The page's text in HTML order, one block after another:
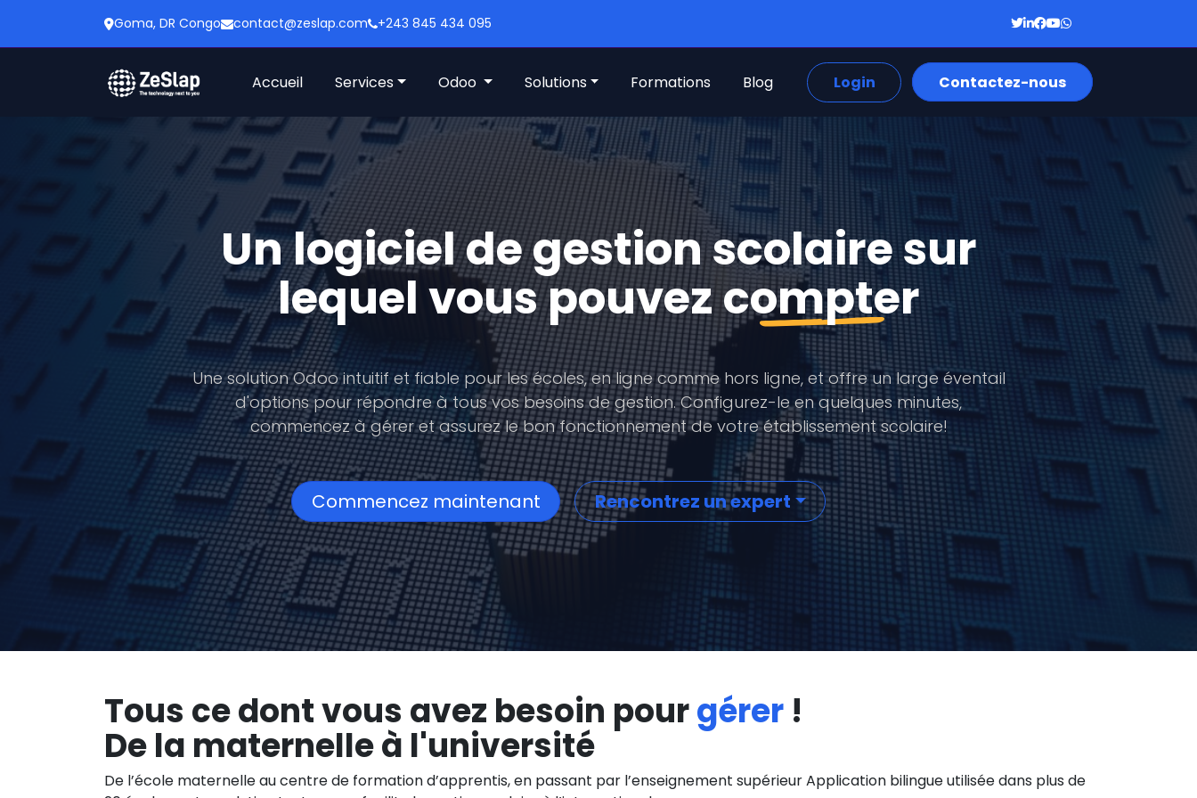
Goma, DR Congo contact@zeslap.com +243 845 434 095
Accueil Services Odoo Solutions Formations Blog Login Contactez-nous
Un logiciel de gestion scolaire sur
lequel vous pouvezcompter
Une solution Odoo intuitif et fiable pour les écoles, en ligne comme hors ligne, et offre un large éventail
d'options pour répondre à tous vos besoins de gestion. Configurez-le en quelques minutes,
commencez à gérer et assurez le bon fonctionnement de votre établissement scolaire!
Commencez maintenant Rencontrez un expert
Tous ce dont vous avez besoin pourgérer !
De la maternelle à l'université
De l’école maternelle au centre de formation d’apprentis, en passant par l’enseignement supérieur Application bilingue utilisée dans plus de